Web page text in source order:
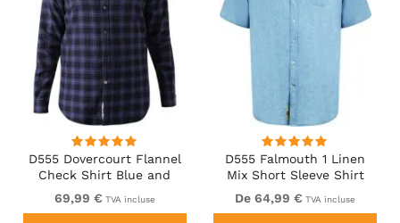
D555 Dovercourt Flannel
Check Shirt Blue and
Black
69,99 € TVA incluse
D555 Falmouth 1 Linen
Mix Short Sleeve Shirt
With Button Down Blue
De 64,99 € TVA incluse